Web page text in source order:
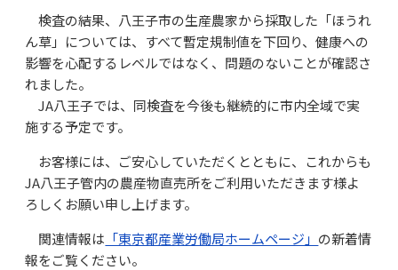
検査の結果、八王子市の生産農家から採取した「ほうれ
ん草」については、すべて暫定規制値を下回り、健康への
影響を心配するレベルではなく、問題のないことが確認さ
れました。
JA八王子では、同検査を今後も継続的に市内全域で実
施する予定です。
お客様には、ご安心していただくとともに、これからも
JA八王子管内の農産物直売所をご利用いただきます様よ
ろしくお願い申し上げます。
関連情報は 「東京都産業労働局ホームページ」 の新着情
報をご覧ください。